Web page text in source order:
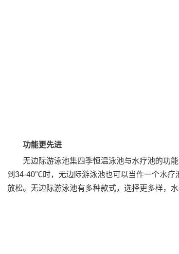
功能更先进
无边际游泳池集四季恒温泳池与水疗池的功能
到34-40℃时，无边际游泳池也可以当作一个水疗
放松。无边际游泳池有多种款式，选择更多样，水